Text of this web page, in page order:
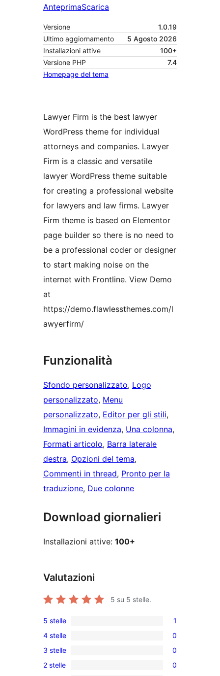
AnteprimaScarica
Versione
1.0.19
Ultimo aggiornamento
5 Agosto 2026
Installazioni attive
100+
Versione PHP
7.4
Homepage del tema
Lawyer Firm is the best lawyer
WordPress theme for individual
attorneys and companies. Lawyer
Firm is a classic and versatile
lawyer WordPress theme suitable
for creating a professional website
for lawyers and law firms. Lawyer
Firm theme is based on Elementor
page builder so there is no need to
be a professional coder or designer
to start making noise on the
internet with Frontline. View Demo
at
https://demo.flawlessthemes.com/l
awyerfirm/
Funzionalità
Sfondo personalizzato, Logo
personalizzato, Menu
personalizzato, Editor per gli stili
Immagini in evidenza, Una colonna
Formati articolo, Barra laterale
destra, Opzioni del tema
Commenti in thread, Pronto per la
traduzione, Due colonne
Download giornalieri
Installazioni attive: 100+
Valutazioni
5 su 5 stelle.
1
5-
recensioni
a
5 stelle 1
0
recensioni
a
4 stelle 0
0
recensioni
3 stelle 0
0
2 stelle
0